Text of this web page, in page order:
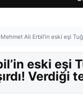
Mehmet Ali Erbil’in eski eşi
eski eşi